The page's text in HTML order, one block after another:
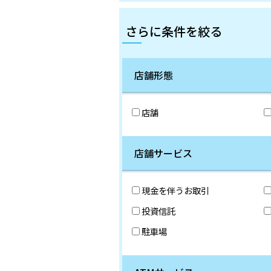
さらに条件を絞る
店舗形態
店舗
店舗サービス
現金を伴うお取引
投資信託
駐車場